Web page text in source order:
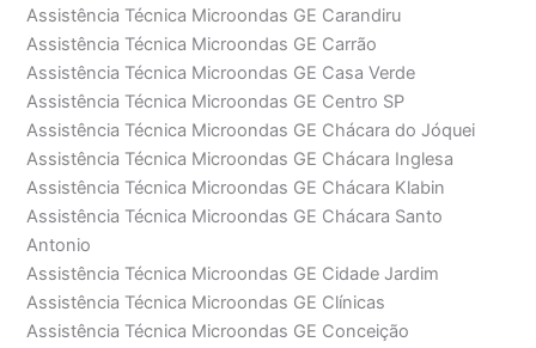
Assistência Técnica Microondas GE Carandiru
Assistência Técnica Microondas GE Carrão
Assistência Técnica Microondas GE Casa Verde
Assistência Técnica Microondas GE Centro SP
Assistência Técnica Microondas GE Chácara do Jóquei
Assistência Técnica Microondas GE Chácara Inglesa
Assistência Técnica Microondas GE Chácara Klabin
Assistência Técnica Microondas GE Chácara Santo
Antonio
Assistência Técnica Microondas GE Cidade Jardim
Assistência Técnica Microondas GE Clínicas
Assistência Técnica Microondas GE Conceição